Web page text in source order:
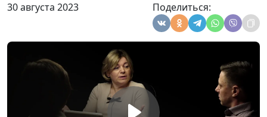
30 августа 2023 Поделиться:
психолог, арт -
терапевт, тренер
личностного роста
Эмоциональное
здоровье. Что стоит
за тревожностью и
беспокойством?
Руслан Ларин,
психолог, бизнес-
тренер, Иван Соклаков,
психолог; Мария
#94